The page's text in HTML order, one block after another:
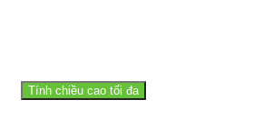
Tính chiều cao tối đa